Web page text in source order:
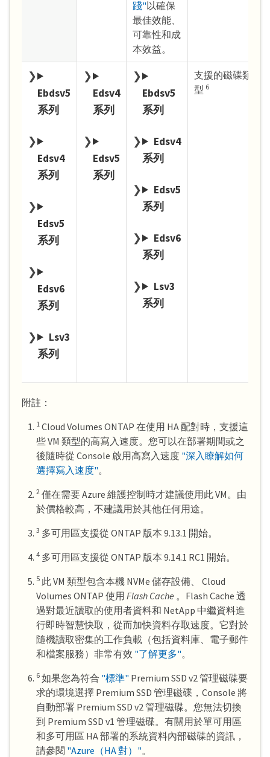
踐"以確保
最佳效能、
可靠性和成
本效益。
Ebdsv5
系列
Edsv4
系列
Edsv5
系列
Edsv6
系列
Lsv3
系列
Edsv4
系列
Edsv5
系列
Ebdsv5
系列
Edsv4
系列
Edsv5
系列
Edsv6
系列
Lsv3
系列
支援的磁碟類
型 6
附註：
1 Cloud Volumes ONTAP 在使用 HA 配對時，支援這
些 VM 類型的高寫入速度。您可以在部署期間或之
後隨時從 Console 啟用高寫入速度 "深入瞭解如何
選擇寫入速度"。
2 僅在需要 Azure 維護控制時才建議使用此 VM。由
於價格較高，不建議用於其他任何用途。
3 多可用區支援從 ONTAP 版本 9.13.1 開始。
4 多可用區支援從 ONTAP 版本 9.14.1 RC1 開始。
5 此 VM 類型包含本機 NVMe 儲存設備、 Cloud
Volumes ONTAP 使用 Flash Cache 。Flash Cache 透
過對最近讀取的使用者資料和 NetApp 中繼資料進
行即時智慧快取，從而加快資料存取速度。它對於
隨機讀取密集的工作負載（包括資料庫、電子郵件
和檔案服務）非常有效 "了解更多"。
6 如果您為符合 "標準" Premium SSD v2 管理磁碟要
求的環境選擇 Premium SSD 管理磁碟，Console 將
自動部署 Premium SSD v2 管理磁碟。您無法切換
到 Premium SSD v1 管理磁碟。有關用於單可用區
和多可用區 HA 部署的系統資料內部磁碟的資訊，
請參閱 "Azure（HA 對）"。